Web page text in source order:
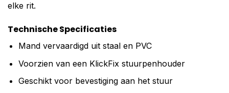
elke rit.
Technische Specificaties
Mand vervaardigd uit staal en PVC
Voorzien van een KlickFix stuurpenhouder
Geschikt voor bevestiging aan het stuur